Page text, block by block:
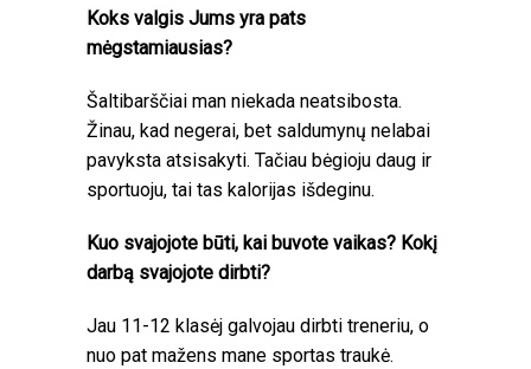
Koks valgis Jums yra pats
mėgstamiausias?
Šaltibarščiai man niekada neatsibosta.
Žinau, kad negerai, bet saldumynų nelabai
pavyksta atsisakyti. Tačiau bėgioju daug ir
sportuoju, tai tas kalorijas išdeginu.
Kuo svajojote būti, kai buvote vaikas? Kokį
darbą svajojote dirbti?
Jau 11-12 klasėj galvojau dirbti treneriu, o
nuo pat mažens mane sportas traukė.